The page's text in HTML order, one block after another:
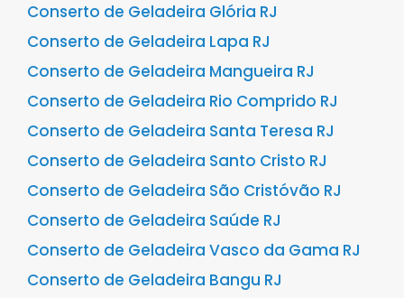
Conserto de Geladeira Glória RJ
Conserto de Geladeira Lapa RJ
Conserto de Geladeira Mangueira RJ
Conserto de Geladeira Rio Comprido RJ
Conserto de Geladeira Santa Teresa RJ
Conserto de Geladeira Santo Cristo RJ
Conserto de Geladeira São Cristóvão RJ
Conserto de Geladeira Saúde RJ
Conserto de Geladeira Vasco da Gama RJ
Conserto de Geladeira Bangu RJ